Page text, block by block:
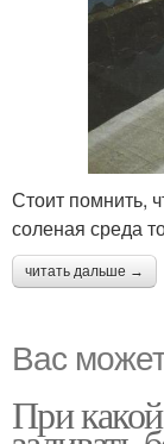
Стоит помнить,
соленая среда
читать дальше →
Вас
При